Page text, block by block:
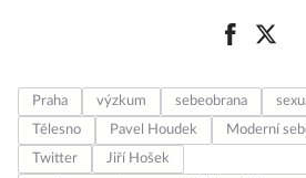
Praha výzkum sebeobrana
Tělesno
Pavel Houdek Moderní
Twitter
Jiří Hošek